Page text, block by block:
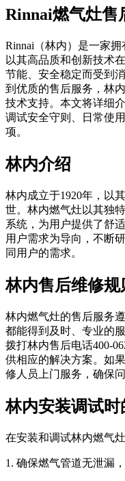
Rinnai燃气灶售
Rinnai（林内）是一家
以其高品质和创新技术
节能、安全稳定而受到
到优质的售后服务，林
技术支持。本文将详细
调试安全守则、日常使
项。
林内介绍
林内成立于1920年，以
世。林内燃气灶以其独
系统，为用户提供了舒
用户需求为导向，不断
同用户的需求。
林内售后维修规
林内燃气灶的售后服务
都能得到及时、专业的
拨打林内售后电话400-
供相应的解决方案。如
修人员上门服务，确保
林内安装调试
在安装和调试林内燃气
1. 确保燃气管道无泄漏